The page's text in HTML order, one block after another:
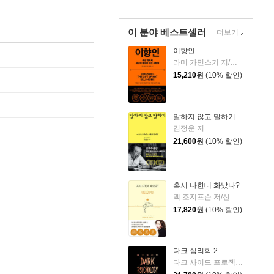
이 분야 베스트셀러
이향인
라미 카민스키 저/최지숙 역
15,210원 (10% 할인)
말하지 않고 말하기
김정운 저
21,600원 (10% 할인)
혹시 나한테 화났나?
멕 조지프슨 저/신동숙 역
17,820원 (10% 할인)
다크 심리학 2
더보기